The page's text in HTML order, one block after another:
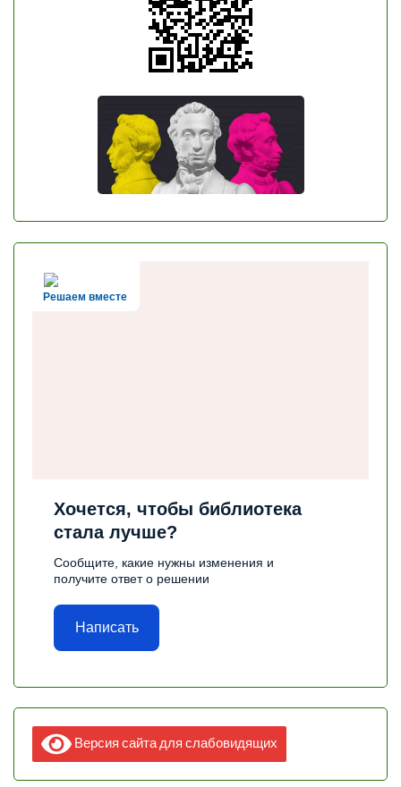
Решаем вместе
Хочется, чтобы библиотека
стала лучше?
Сообщите, какие нужны изменения и
получите ответ о решении
Написать
Версия сайта для слабовидящих